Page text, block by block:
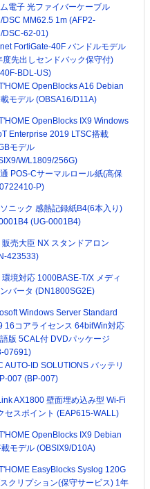
電子 光ファイバーケーブル
DSC MM62.5 1m (AFP2-
DSC-62-01)
FortiGate-40F バンドルモデル
度先出しセンドバック保守付)
BDL-US)
OpenBlocks A16 Debian
モデル (OBSA16/D11A)
OpenBlocks IX9 Windows
Enterprise 2019 LTSC搭載
モデル
W/L1809/256G)
POS-Cサーマルロール紙(高保
P)
ニック 感熱記録紙B4(6本入り)
(UG-0001B4)
販売大臣 NX スタンドアロン
423533)
環境対応 1000BASE-T/X メディ
バータ (DN1800SG2E)
Windows Server Standard
16コアライセンス 64bitWin対応
版 5CAL付 DVDパッケージ
07691)
AUTO-ID SOLUTIONS バッテリ
007 (BP-007)
AX1800 壁面埋め込み型 Wi-Fi
セスポイント (EAP615-WALL)
OpenBlocks IX9 Debian
モデル (OBSIX9/D10A)
EasyBlocks Syslog 120G
クリプション(保守サービス) 1年